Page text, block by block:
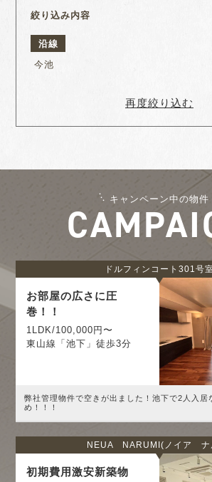
絞り込み内容
沿線
今池
再度絞り込む
キャンペーン中の物件
ドルフィンコート301号
お部屋の広さに圧
巻！！
1LDK/100,000円〜
東山線「池下」徒歩3分
弊社管理物件で空きが出ました！池下で2人入居
め！！！
NEUA NARUMI(ノイア ナ
初期費用激安新築物